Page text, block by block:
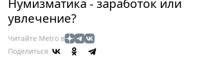
Россия
Здоровье
Еда
увлечение?
Читайте Metro в
Поделиться